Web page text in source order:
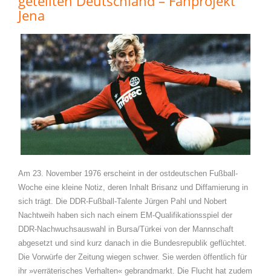
Jena
Am 23. November 1976 erscheint in der ostdeutschen Fußball-
Woche eine kleine Notiz, deren Inhalt Brisanz und Diffamierung in
sich trägt. Die DDR-Fußball-Talente Jürgen Pahl und Nobert
Nachtweih haben sich nach einem EM-Qualifikationsspiel der
DDR-Nachwuchsauswahl in Bursa/Türkei von der Mannschaft
abgesetzt und sind kurz danach in die Bundesrepublik geflüchtet.
Die Vorwürfe der Zeitung wiegen schwer. Sie werden öffentlich für
ihr »verräterisches Verhalten« gebrandmarkt. Die Flucht hat zudem